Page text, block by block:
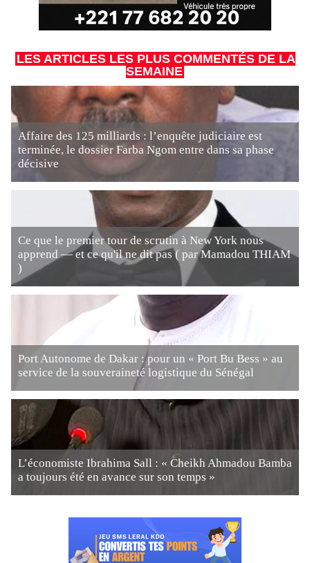
LES ARTICLES LES PLUS COMMENTÉS DE LA
SEMAINE
Affaire des 125 milliards : l’enquête judiciaire est
terminée, le dossier Farba Ngom entre dans sa phase
décisive
Ce que le premier tour de scrutin à New York nous
apprend — et ce qu'il ne dit pas ( par Mamadou THIAM
)
Port Autonome de Dakar : pour un « Port Bu Bess » au
service de la souveraineté logistique du Sénégal
L’économiste Ibrahima Sall : « Cheikh Ahmadou Bamba
a toujours été en avance sur son temps »